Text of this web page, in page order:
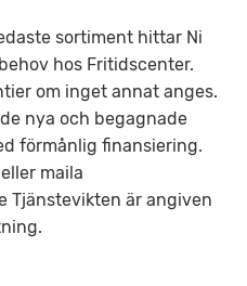
sortiment hittar Ni
hos Fritidscenter.
om inget annat anges.
nya och begagnade
förmånlig finansiering.
maila
Tjänstevikten är angiven